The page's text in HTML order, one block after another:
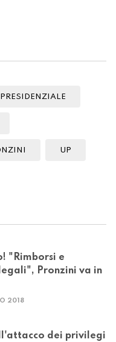
PRESIDENZIALE
UP
"Rimborsi e
Pronzini va in
2018
dei privilegi